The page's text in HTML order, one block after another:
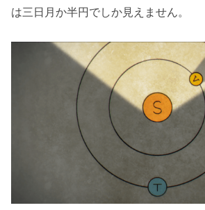
は三日月か半円でしか見えません。